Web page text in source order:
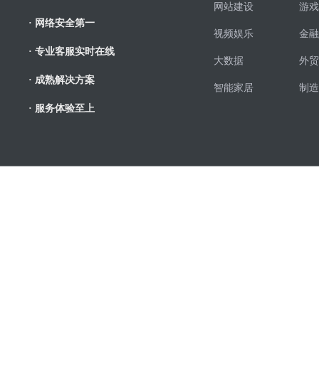
· 网络安全第一
· 专业客服实时在线
· 成熟解决方案
· 服务体验至上
网站建设 游
视频娱乐 金
大数据 外
智能家居 制